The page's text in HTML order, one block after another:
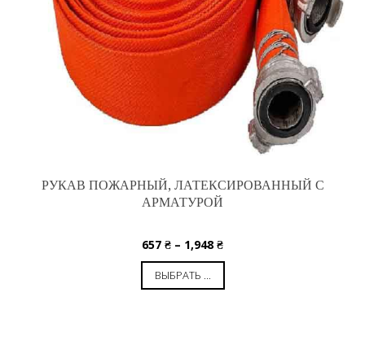
РУКАВ ПОЖАРНЫЙ, ЛАТЕКСИРОВАННЫЙ С
АРМАТУРОЙ
657 ₴ – 1,948 ₴
ВЫБРАТЬ ...